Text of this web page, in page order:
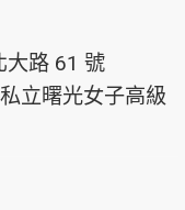
大路 61 號
立曙光女子高級